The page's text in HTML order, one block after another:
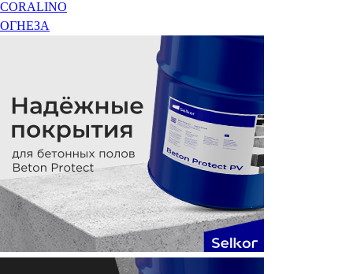
CORALINO
ОГНЕЗА